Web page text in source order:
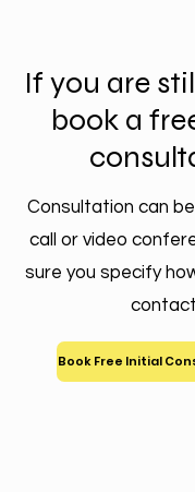
If you are
book a
Consultation can
call or video
sure you specify
Book Free Initial